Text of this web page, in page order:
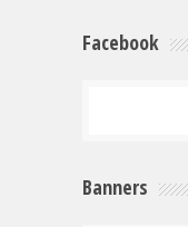
Facebook
Banners